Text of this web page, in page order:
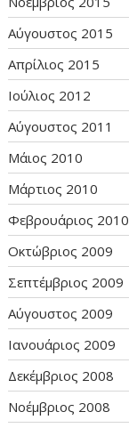
Αύγουστος 2015
Απρίλιος 2015
Ιούλιος 2012
Αύγουστος 2011
Μάιος 2010
Μάρτιος 2010
Φεβρουάριος 2010
Οκτώβριος 2009
Σεπτέμβριος 2009
Αύγουστος 2009
Ιανουάριος 2009
Δεκέμβριος 2008
Νοέμβριος 2008